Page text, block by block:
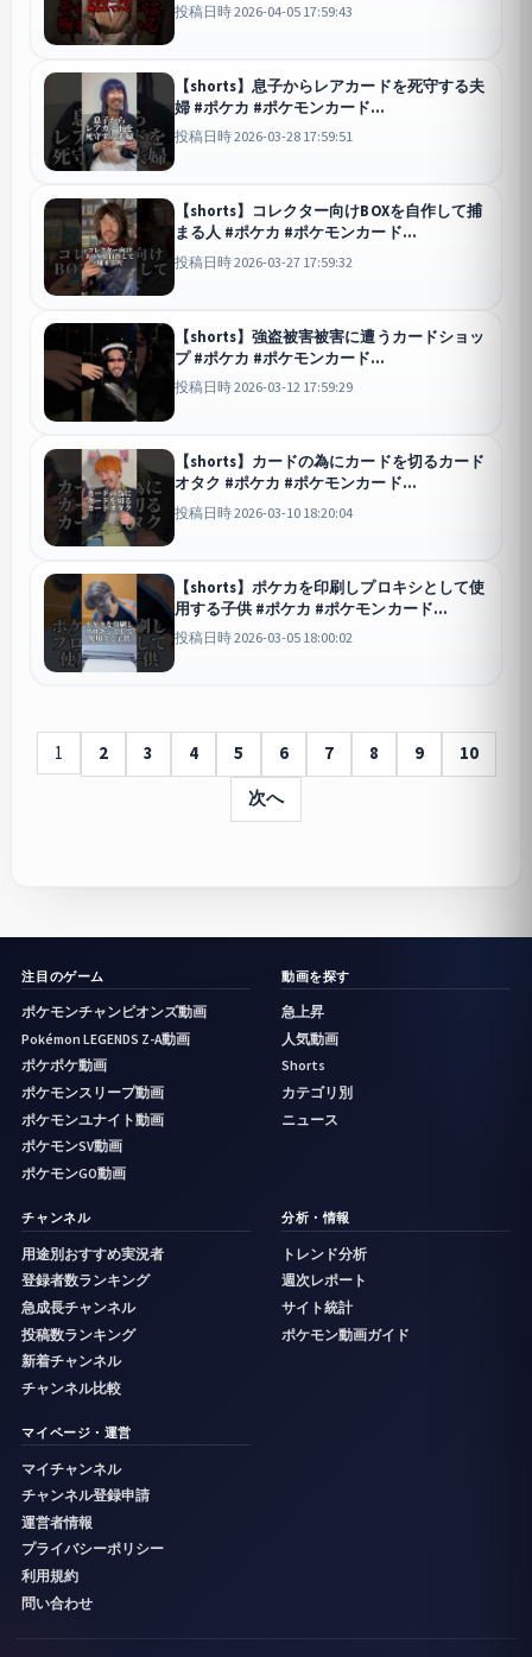
投稿日時 2026-04-05 17:59:43
【shorts】息子からレアカードを死守する夫
婦 #ポケカ #ポケモンカード
#pokemoncards
投稿日時 2026-03-28 17:59:51
【shorts】コレクター向けBOXを自作して捕
まる人 #ポケカ #ポケモンカード
#pokemoncards
投稿日時 2026-03-27 17:59:32
【shorts】強盗被害被害に遭うカードショッ
プ #ポケカ #ポケモンカード
#pokemoncards
投稿日時 2026-03-12 17:59:29
【shorts】カードの為にカードを切るカード
オタク #ポケカ #ポケモンカード
#pokemoncards
投稿日時 2026-03-10 18:20:04
【shorts】ポケカを印刷しプロキシとして使
用する子供 #ポケカ #ポケモンカード
#pokemoncards
投稿日時 2026-03-05 18:00:02
1 2 3 4 5 6 7 8 9
10
次へ
注目のゲーム
ポケモンチャンピオンズ動画
Pokémon LEGENDS Z-A動画
ポケポケ動画
ポケモンスリープ動画
ポケモンユナイト動画
ポケモンSV動画
ポケモンGO動画
動画を探す
急上昇
人気動画
Shorts
カテゴリ別
ニュース
チャンネル
用途別おすすめ実況者
登録者数ランキング
急成長チャンネル
投稿数ランキング
新着チャンネル
チャンネル比較
分析・情報
トレンド分析
週次レポート
サイト統計
ポケモン動画ガイド
マイページ・運営
マイチャンネル
チャンネル登録申請
運営者情報
プライバシーポリシー
利用規約
問い合わせ